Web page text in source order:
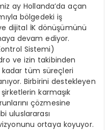
ay Hollanda’da açan
bölgedeki iş
dijital İK dönüşümünü
devam ediyor.
Sistemi)
ve izin takibinden
tüm süreçleri
Birbirini destekleyen
karmaşık
çözmesine
uluslararası
ortaya koyuyor.